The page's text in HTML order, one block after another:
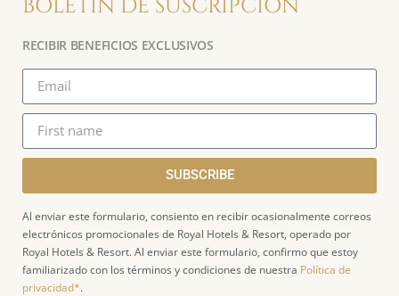
BOLETÍN DE SUSCRIPCIÓN
RECIBIR BENEFICIOS EXCLUSIVOS
SUBSCRIBE
Al enviar este formulario, consiento en recibir ocasionalmente correos
electrónicos promocionales de Royal Hotels & Resort, operado por
Royal Hotels & Resort. Al enviar este formulario, confirmo que estoy
familiarizado con los términos y condiciones de nuestra Política de
privacidad*.